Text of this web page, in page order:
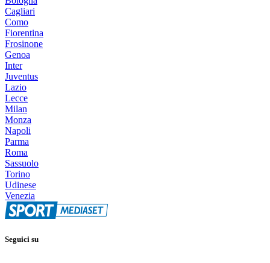
Cagliari
Como
Fiorentina
Frosinone
Genoa
Inter
Juventus
Lazio
Lecce
Milan
Monza
Napoli
Parma
Roma
Sassuolo
Torino
Udinese
Venezia
Seguici su